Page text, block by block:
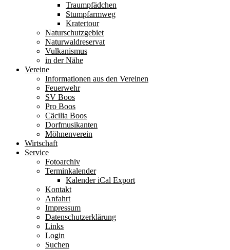
Traumpfädchen
Stumpfarmweg
Kratertour
Naturschutzgebiet
Naturwaldreservat
Vulkanismus
in der Nähe
Vereine
Informationen aus den Vereinen
Feuerwehr
SV Boos
Pro Boos
Cäcilia Boos
Dorfmusikanten
Möhnenverein
Wirtschaft
Service
Fotoarchiv
Terminkalender
Kalender iCal Export
Kontakt
Anfahrt
Impressum
Datenschutzerklärung
Links
Login
Suchen